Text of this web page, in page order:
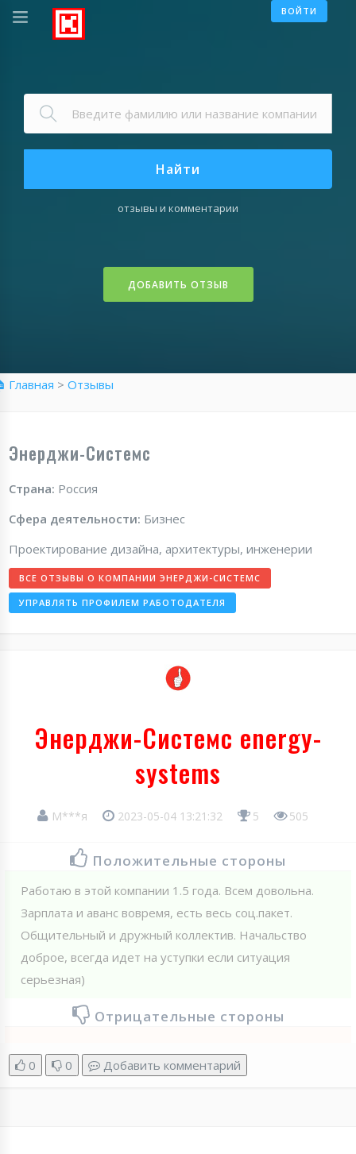
ВОЙТИ
Найти
отзывы и комментарии
ДОБАВИТЬ ОТЗЫВ
Главная > Отзывы
Энерджи-Системс
Страна: Россия
Сфера деятельности: Бизнес
Проектирование дизайна, архитектуры, инженерии
ВСЕ ОТЗЫВЫ О КОМПАНИИ ЭНЕРДЖИ-СИСТЕМС
УПРАВЛЯТЬ ПРОФИЛЕМ РАБОТОДАТЕЛЯ
Энерджи-Системс energy-
systems
М***я 2023-05-04 13:21:32 5 505
Положительные стороны
Работаю в этой компании 1.5 года. Всем довольна.
Зарплата и аванс вовремя, есть весь соц.пакет.
Общительный и дружный коллектив. Начальство
доброе, всегда идет на уступки если ситуация
серьезная)
Отрицательные стороны
0 0 Добавить комментарий